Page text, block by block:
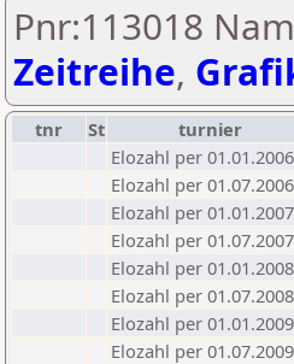
Pnr:113018
Zeitreihe,
tnr St turnier
Elozahl per 01.01.2006
Elozahl per 01.07.2006
Elozahl per 01.01.2007
Elozahl per 01.07.2007
Elozahl per 01.01.2008
Elozahl per 01.07.2008
Elozahl per 01.01.2009
Elozahl per 01.07.2009